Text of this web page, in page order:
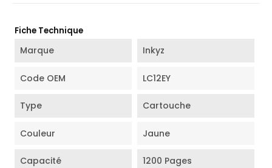
Fiche Technique
Marque Inkyz
Code OEM LC12EY
Type Cartouche
Couleur Jaune
Capacité 1200 Pages